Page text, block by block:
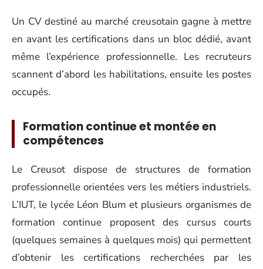
Un CV destiné au marché creusotain gagne à mettre
en avant les certifications dans un bloc dédié, avant
même l’expérience professionnelle. Les recruteurs
scannent d’abord les habilitations, ensuite les postes
occupés.
Formation continue et montée en
compétences
Le Creusot dispose de structures de formation
professionnelle orientées vers les métiers industriels.
L’IUT, le lycée Léon Blum et plusieurs organismes de
formation continue proposent des cursus courts
(quelques semaines à quelques mois) qui permettent
d’obtenir les certifications recherchées par les